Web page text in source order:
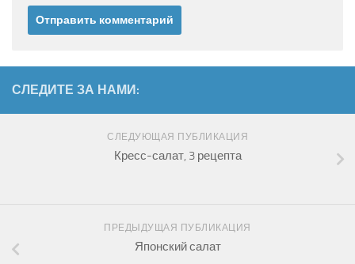
СЛЕДИТЕ ЗА НАМИ:
СЛЕДУЮЩАЯ ПУБЛИКАЦИЯ
Кресс-салат, 3 рецепта
ПРЕДЫДУЩАЯ ПУБЛИКАЦИЯ
Японский салат